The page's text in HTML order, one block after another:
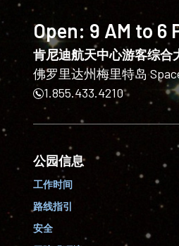
Open: 9 AM to 6
肯尼迪航天中心游客综合
佛罗里达州梅里特岛
1.855.433.4210
公园信息
工作时间
路线指引
安全